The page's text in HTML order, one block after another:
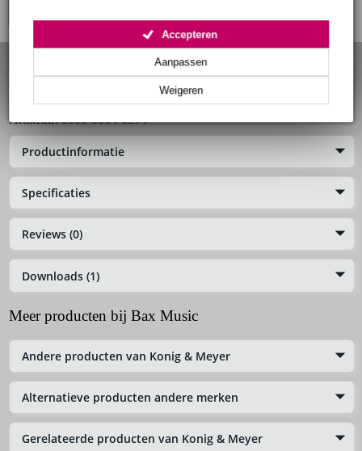
Weigeren
Aanpassen
Accepteren
Konig & Meyer 80396 houder voor desinfectiemiddel
Artikelnr:9000-0064-6574
Productinformatie
Specificaties
Reviews (0)
Downloads (1)
Meer producten bij Bax Music
Andere producten van Konig & Meyer
Alternatieve producten andere merken
Gerelateerde producten van Konig & Meyer